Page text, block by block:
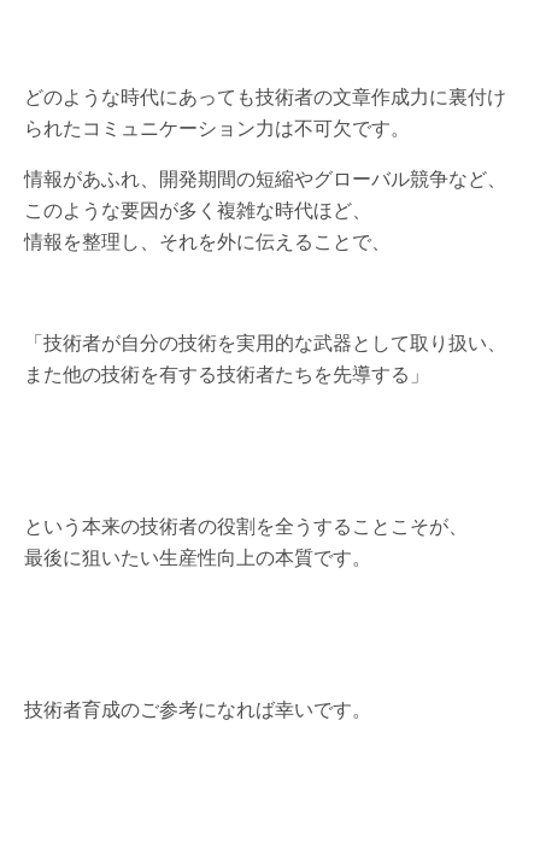
どのような時代にあっても技術者の文章作成力に裏付け
られたコミュニケーション力は不可欠です。
情報があふれ、開発期間の短縮やグローバル競争など、
このような要因が多く複雑な時代ほど、
情報を整理し、それを外に伝えることで、
「技術者が自分の技術を実用的な武器として取り扱い、
また他の技術を有する技術者たちを先導する」
という本来の技術者の役割を全うすることこそが、
最後に狙いたい生産性向上の本質です。
技術者育成のご参考になれば幸いです。